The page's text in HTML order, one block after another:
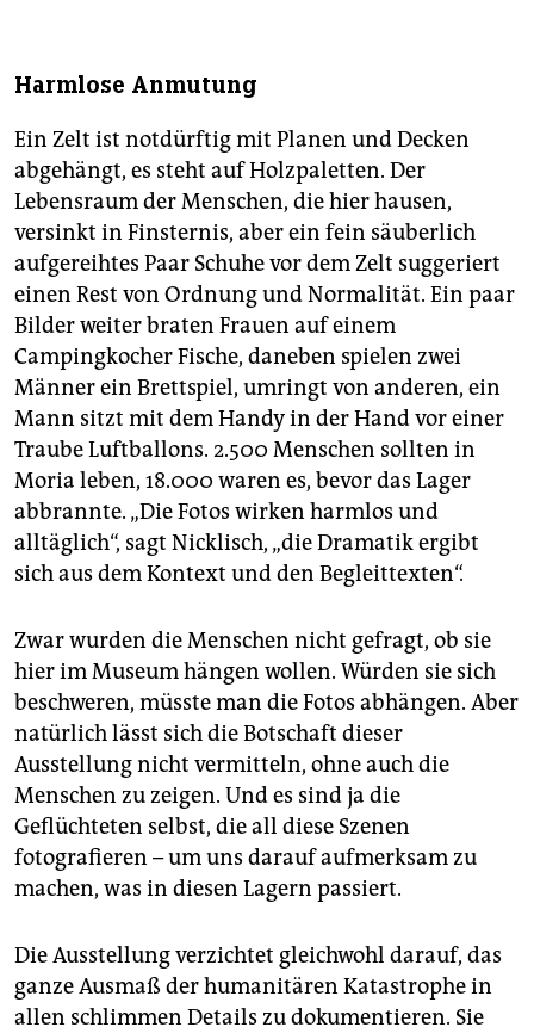
Harmlose Anmutung
Ein Zelt ist notdürftig mit Planen und Decken
abgehängt, es steht auf Holzpaletten. Der
Lebensraum der Menschen, die hier hausen,
versinkt in Finsternis, aber ein fein säuberlich
aufgereihtes Paar Schuhe vor dem Zelt suggeriert
einen Rest von Ordnung und Normalität. Ein paar
Bilder weiter braten Frauen auf einem
Campingkocher Fische, daneben spielen zwei
Männer ein Brettspiel, umringt von anderen, ein
Mann sitzt mit dem Handy in der Hand vor einer
Traube Luftballons. 2.500 Menschen sollten in
Moria leben, 18.000 waren es, bevor das Lager
abbrannte. „Die Fotos wirken harmlos und
alltäglich“, sagt Nicklisch, „die Dramatik ergibt
sich aus dem Kontext und den Begleittexten“.
Zwar wurden die Menschen nicht gefragt, ob sie
hier im Museum hängen wollen. Würden sie sich
beschweren, müsste man die Fotos abhängen. Aber
natürlich lässt sich die Botschaft dieser
Ausstellung nicht vermitteln, ohne auch die
Menschen zu zeigen. Und es sind ja die
Geflüchteten selbst, die all diese Szenen
fotografieren – um uns darauf aufmerksam zu
machen, was in diesen Lagern passiert.
Die Ausstellung verzichtet gleichwohl darauf, das
ganze Ausmaß der humanitären Katastrophe in
allen schlimmen Details zu dokumentieren. Sie